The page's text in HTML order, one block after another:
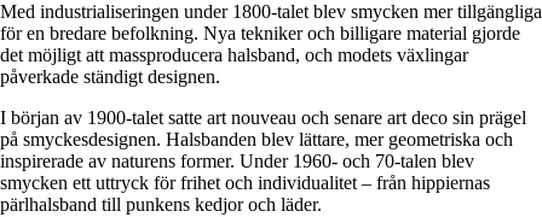
Med industrialiseringen under 1800-talet blev smycken mer tillgängliga
för en bredare befolkning. Nya tekniker och billigare material gjorde
det möjligt att massproducera halsband, och modets växlingar
påverkade ständigt designen.
I början av 1900-talet satte art nouveau och senare art deco sin prägel
på smyckesdesignen. Halsbanden blev lättare, mer geometriska och
inspirerade av naturens former. Under 1960- och 70-talen blev
smycken ett uttryck för frihet och individualitet – från hippiernas
pärlhalsband till punkens kedjor och läder.